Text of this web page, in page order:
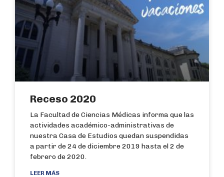
Receso 2020
La Facultad de Ciencias Médicas informa que las
actividades académico-administrativas de
nuestra Casa de Estudios quedan suspendidas
a partir de 24 de diciembre 2019 hasta el 2 de
febrero de 2020.
LEER MÁS